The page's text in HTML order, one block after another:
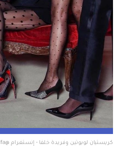
كريستيان لوبوتين وفريدة خلفا - إنستغرام @faridakhelfa